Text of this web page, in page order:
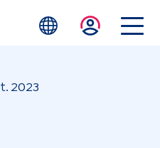
Skip to main content
2023